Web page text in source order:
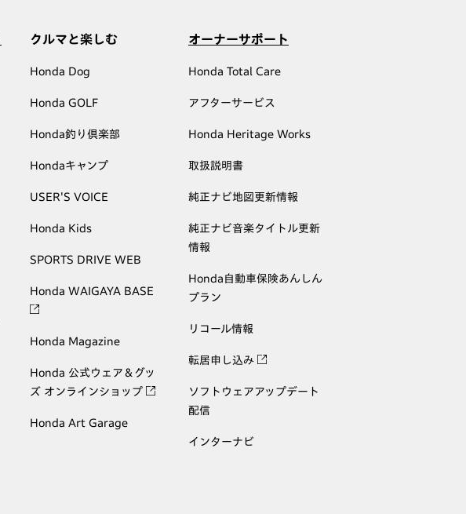
クルマと楽しむ
Honda Dog
Honda GOLF
Honda釣り倶楽部
Hondaキャンプ
USER'S VOICE
Honda Kids
SPORTS DRIVE WEB
Honda WAIGAYA BASE
Honda Magazine
Honda 公式ウェア＆グッ
ズ オンラインショップ
Honda Art Garage
オーナーサポート
Honda Total Care
アフターサービス
Honda Heritage Works
取扱説明書
純正ナビ地図更新情報
純正ナビ音楽タイトル更新
情報
Honda自動車保険あんしん
プラン
リコール情報
転居申し込み
ソフトウェアアップデート
配信
インターナビ